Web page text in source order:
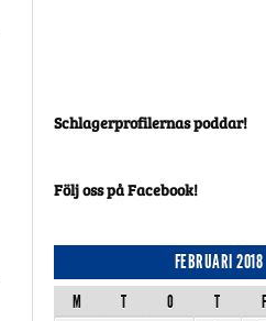
Schlagerprofilernas poddar!
Följ oss på Facebook!
FEBRUARI 2018
M T O T F